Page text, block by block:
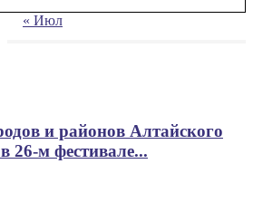
« Июл
и районов Алтайского
26-м фестивале...